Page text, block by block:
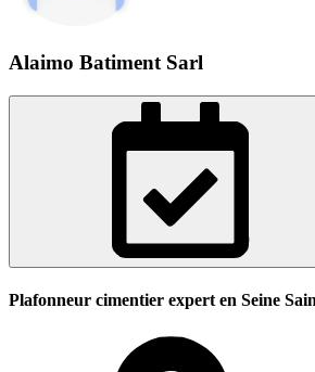
Alaimo Batiment Sarl
Plafonneur cimentier expert en Seine